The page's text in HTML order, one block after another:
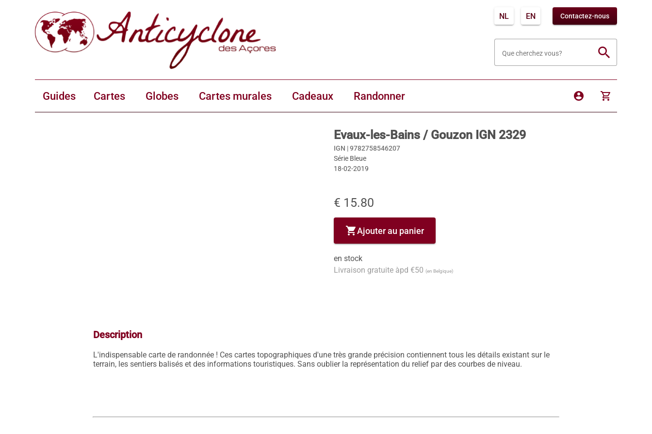
NL EN Contactez-nous
Que cherchez vous? search
Guides Cartes Globes Cartes murales Cadeaux Randonner account_circle shopping_cart
Evaux-les-Bains / Gouzon IGN 2329
IGN |9782758546207
Série Bleue
18-02-2019
€ 15.80
shopping_cartAjouter au panier
en stock
Livraison gratuite àpd €50 (en Belgique)
Description
L'indispensable carte de randonnée ! Ces cartes topographiques d'une très grande précision contiennent tous les détails existant sur le
terrain, les sentiers balisés et des informations touristiques. Sans oublier la représentation du relief par des courbes de niveau.